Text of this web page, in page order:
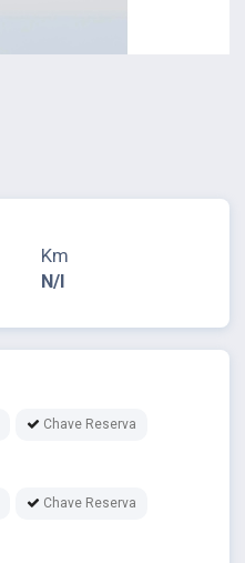
Km
N/I
Chave Reserva
Chave Reserva